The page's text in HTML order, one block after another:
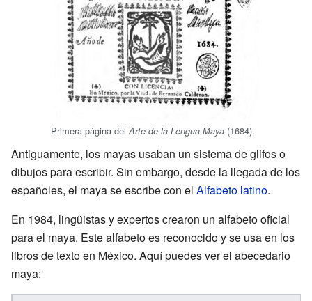
Primera página delArte de la Lengua Maya (1684).
Antiguamente, los mayas usaban un sistema de glifos o
dibujos para escribir. Sin embargo, desde la llegada de los
españoles, el maya se escribe con el Alfabeto latino.
En 1984, lingüistas y expertos crearon un alfabeto oficial
para el maya. Este alfabeto es reconocido y se usa en los
libros de texto en México. Aquí puedes ver el abecedario
maya: